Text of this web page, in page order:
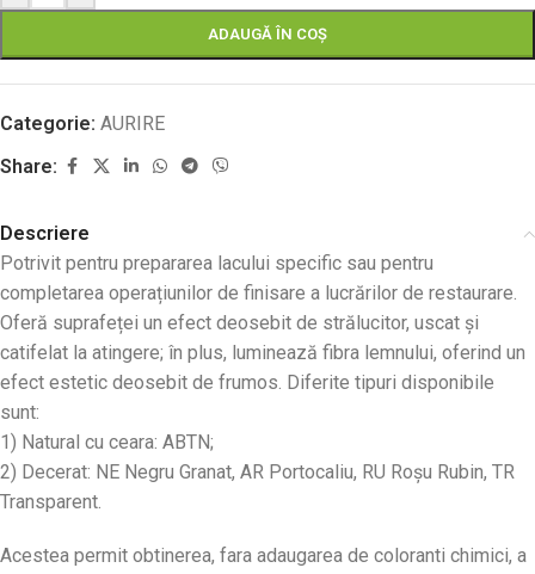
ADAUGĂ ÎN COȘ
Categorie: AURIRE
Share:
Descriere
Potrivit pentru prepararea lacului specific sau pentru
completarea operațiunilor de finisare a lucrărilor de restaurare.
Oferă suprafeței un efect deosebit de strălucitor, uscat și
catifelat la atingere; în plus, luminează fibra lemnului, oferind un
efect estetic deosebit de frumos. Diferite tipuri disponibile
sunt:
1) Natural cu ceara: ABTN;
2) Decerat: NE Negru Granat, AR Portocaliu, RU Roșu Rubin, TR
Transparent.
Acestea permit obtinerea, fara adaugarea de coloranti chimici, a